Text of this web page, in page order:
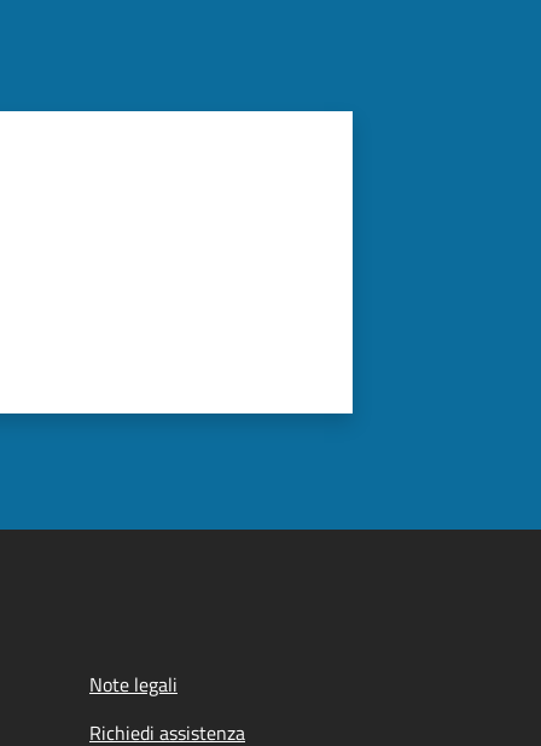
Note legali
Richiedi assistenza